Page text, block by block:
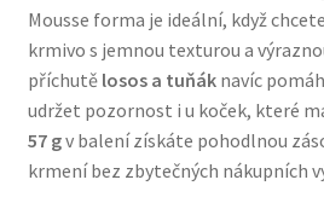
Vodítka a obojky
Wolf of Wilderness
Mousse forma je ideální, když
krmivo s jemnou texturou a
příchutě losos a tuňáknavíc
udržet pozornost i u koček, které
57 gv balení získáte pohodlnou
krmení bez zbytečných nákupních